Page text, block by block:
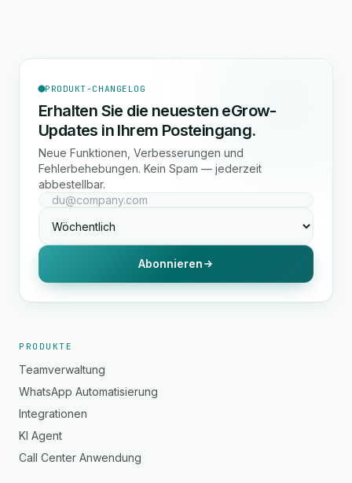
PRODUKT-CHANGELOG
Erhalten Sie die neuesten eGrow-
Updates in Ihrem Posteingang.
Neue Funktionen, Verbesserungen und
Fehlerbehebungen. Kein Spam — jederzeit
abbestellbar.
Abonnieren
PRODUKTE
Teamverwaltung
WhatsApp Automatisierung
Integrationen
KI Agent
Call Center Anwendung